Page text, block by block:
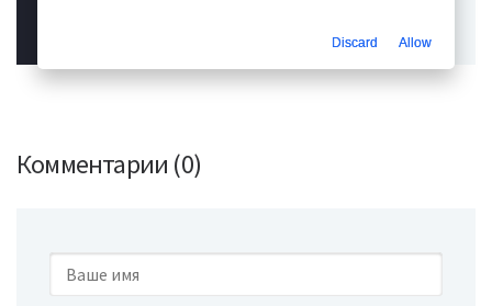
Комментарии (0)
Discard Allow